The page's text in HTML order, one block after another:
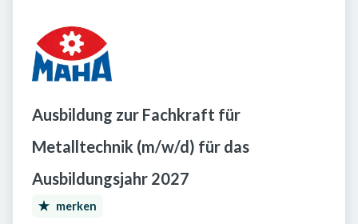
Ausbildung zur Fachkraft für
Metalltechnik (m/w/d) für das
Ausbildungsjahr 2027
merken